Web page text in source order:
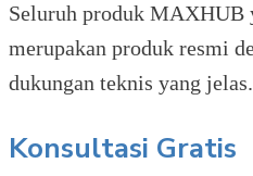
Seluruh produk MAXHUB
merupakan produk resmi
dukungan teknis yang jelas.
Konsultasi Gratis